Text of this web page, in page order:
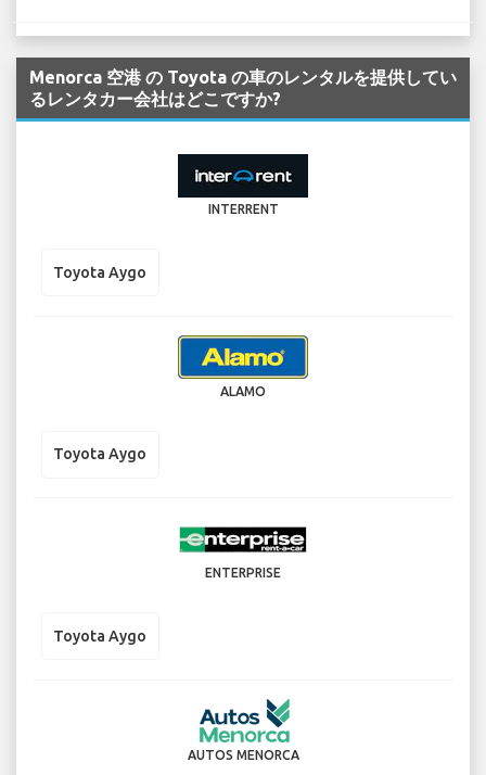
Menorca 空港 の Toyota の車のレンタルを提供してい
るレンタカー会社はどこですか?
INTERRENT
Toyota Aygo
ALAMO
Toyota Aygo
ENTERPRISE
Toyota Aygo
AUTOS MENORCA